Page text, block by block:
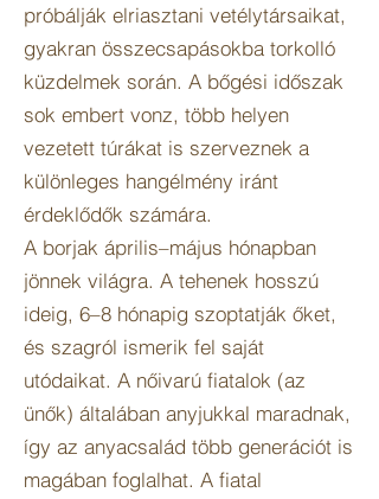
próbálják elriasztani vetélytársaikat,
gyakran összecsapásokba torkolló
küzdelmek során. A bőgési időszak
sok embert vonz, több helyen
vezetett túrákat is szerveznek a
különleges hangélmény iránt
érdeklődők számára.
A borjak április–május hónapban
jönnek világra. A tehenek hosszú
ideig, 6–8 hónapig szoptatják őket,
és szagról ismerik fel saját
utódaikat. A nőivarú fiatalok (az
ünők) általában anyjukkal maradnak,
így az anyacsalád több generációt is
magában foglalhat. A fiatal